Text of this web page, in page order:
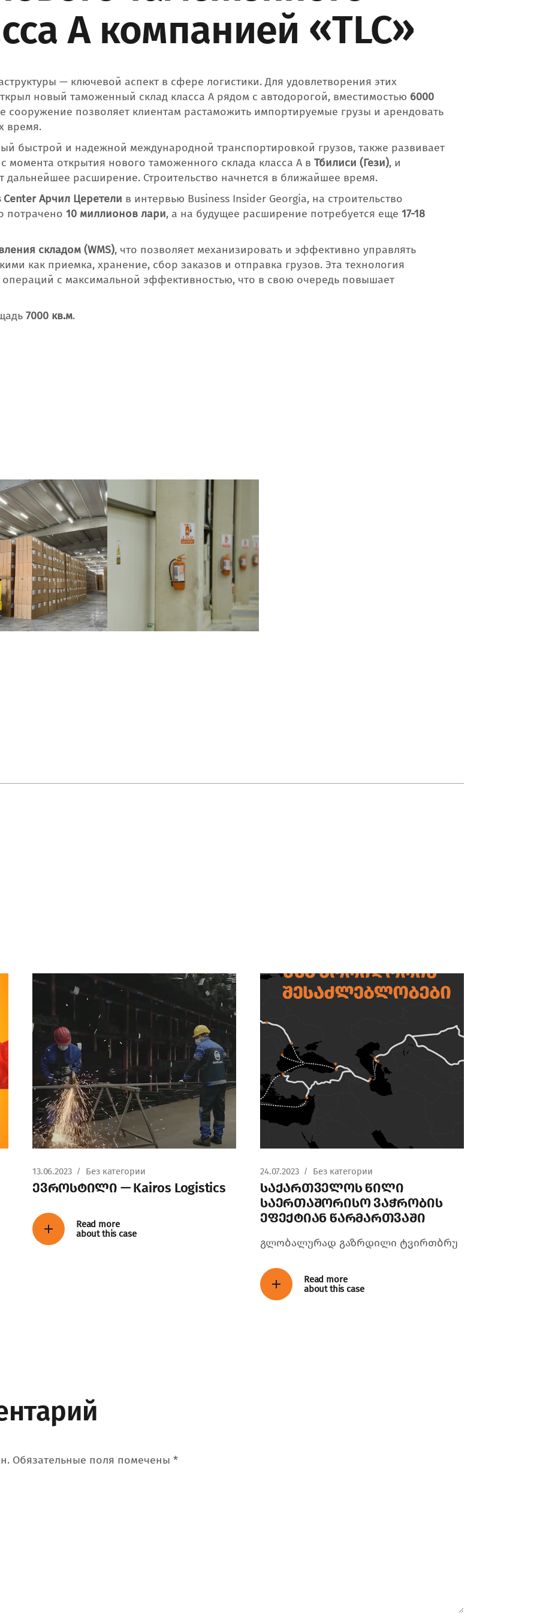
А компанией «TLC»
— ключевой аспект в сфере логистики. Для удовлетворения этих
новый таможенный склад класса А рядом с автодорогой, вместимостью 6000
сооружение позволяет клиентам растаможить импортируемые грузы и арендовать
время.
быстрой и надежной международной транспортировкой грузов, также развивает
открытия нового таможенного склада класса А в Тбилиси (Гези), и
дальнейшее расширение. Строительство начнется в ближайшее время.
Center Арчил Церетели в интервью Business Insider Georgia, на строительство
потрачено 10 миллионов лари, а на будущее расширение потребуется еще 17-18
складом (WMS), что позволяет механизировать и эффективно управлять
как приемка, хранение, сбор заказов и отправка грузов. Эта технология
с максимальной эффективностью, что в свою очередь повышает
7000 кв.м.
13.06.2023 Без категории
ევროსტილი — Kairos Logistics
Read more
about this case
24.07.2023 Без категории
საქართველოს წილი
საერთაშორისო ვაჭრობის
ეფექტიან წარმართვაში
გლობალურად გაზრდილი ტვირთბრუ
Read more
about this case
Обязательные поля помечены *